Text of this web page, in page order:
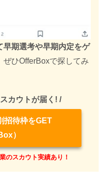
早期選考や早期内定をゲ
ぜひOfferBoxで探してみ
カウトが届く! /
招待枠をGET
）
のスカウト実績あり！